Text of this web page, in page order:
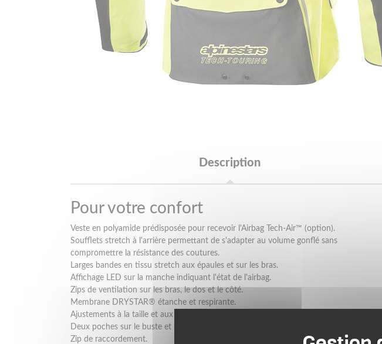
Description
Pour votre confort
Veste en polyamide prédisposée pour recevoir l'Airbag Tech-Air™ (option).
Soufflets stretch à l'arrière permettant de s'adapter au volume gonflé sans
compromettre la résistance des coutures.
Larges bandes en tissu stretch aux épaules et sur les bras.
Affichage LED sur la manche indiquant l'état de l'airbag.
Zips de ventilation sur les bras, le dos et le côté.
Membrane DRYSTAR® étanche et respirante.
Ajustements à la taille et aux manches.
Deux poches sur le buste et une poche imperméable.
Zip de raccordement.